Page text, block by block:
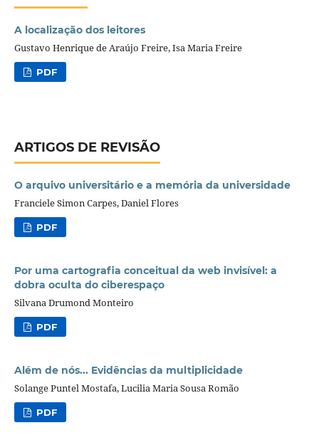
A localização dos leitores
Gustavo Henrique de Araújo Freire, Isa Maria Freire
PDF
ARTIGOS DE REVISÃO
O arquivo universitário e a memória da universidade
Franciele Simon Carpes, Daniel Flores
PDF
Por uma cartografia conceitual da web invisível: a
dobra oculta do ciberespaço
Silvana Drumond Monteiro
PDF
Além de nós... Evidências da multiplicidade
Solange Puntel Mostafa, Lucilia Maria Sousa Romão
PDF